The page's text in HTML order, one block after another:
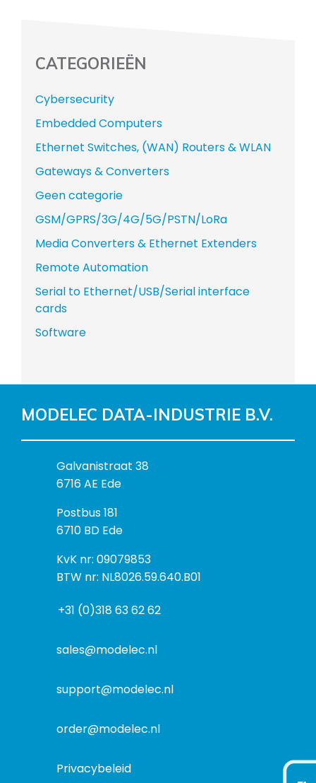
CATEGORIEËN
Cybersecurity
Embedded Computers
Ethernet Switches, (WAN) Routers & WLAN
Gateways & Converters
Geen categorie
GSM/GPRS/3G/4G/5G/PSTN/LoRa
Media Converters & Ethernet Extenders
Remote Automation
Serial to Ethernet/USB/Serial interface
cards
Software
MODELEC DATA-INDUSTRIE B.V.
B
e
o
e
k
a
r
Galvanistraat 38
6716 AE Ede
P
o
t
a
s
Postbus 181
6710 BD Ede
I
n
o
m
KvK nr: 09079853
BTW nr: NL8026.59.640.B01
+31 (0)318 63 62 62
sales@modelec.nl
support@modelec.nl
order@modelec.nl
Privacybeleid